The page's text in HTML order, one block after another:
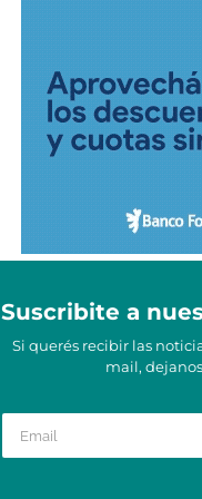
Suscribite a
Si querés recibir las
mail,